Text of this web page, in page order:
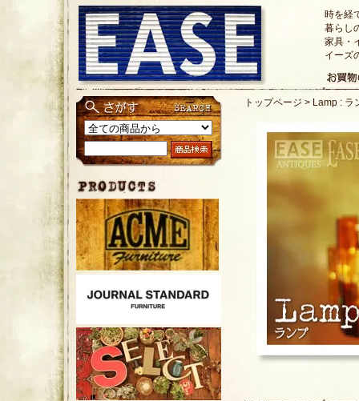
時を経
暮らし
家具・
イーズ
トップページ > Lamp : ラ